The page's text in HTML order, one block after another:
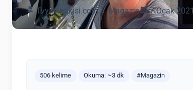
Tvyayinakisi.com Magazin 7 Ocak 2021
506 kelime Okuma: ~3 dk #Magazin